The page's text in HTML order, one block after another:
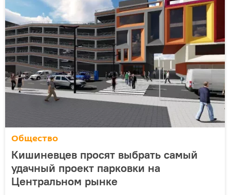
Общество
Кишиневцев просят выбрать самый
удачный проект парковки на
Центральном рынке